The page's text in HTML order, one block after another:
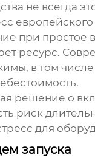
не всегда
при простое
ресурс.
в том
решение о
риск
для
запуска